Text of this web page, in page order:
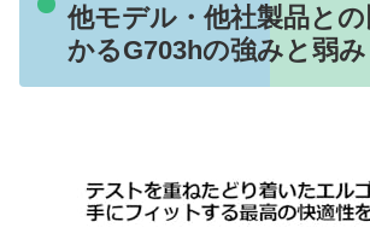
他モデル・他社製品と
かるG703hの強みと弱み